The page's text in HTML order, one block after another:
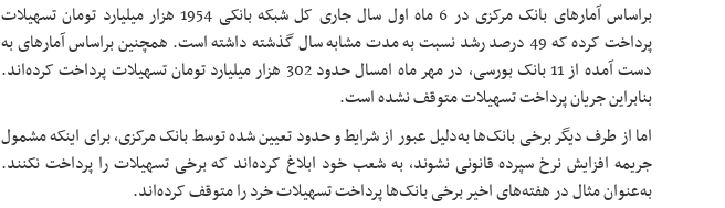
براساس آمارهای بانک مرکزی در 6 ماه اول سال جاری کل شبکه بانکی 1954 هزار میلیارد تومان تسهیلات
پرداخت کرده که 49 درصد رشد نسبت به مدت مشابه سال گذشته داشته است. همچنین براساس آمارهای به
دست آمده از 11 بانک بورسی، در مهر ماه امسال حدود 302 هزار میلیارد تومان تسهیلات پرداخت کرده‌اند.
بنابراین جریان پرداخت تسهیلات متوقف نشده است.
اما از طرف دیگر برخی بانک‌ها به‌دلیل عبور از شرایط و حدود تعیین شده توسط بانک مرکزی، برای اینکه مشمول
جریمه افزایش نرخ سپرده قانونی نشوند، به شعب خود ابلاغ کرده‌اند که برخی تسهیلات را پرداخت نکنند.
به‌عنوان مثال در هفته‌های اخیر برخی بانک‌ها پرداخت تسهیلات خرد را متوقف کرده‌اند.